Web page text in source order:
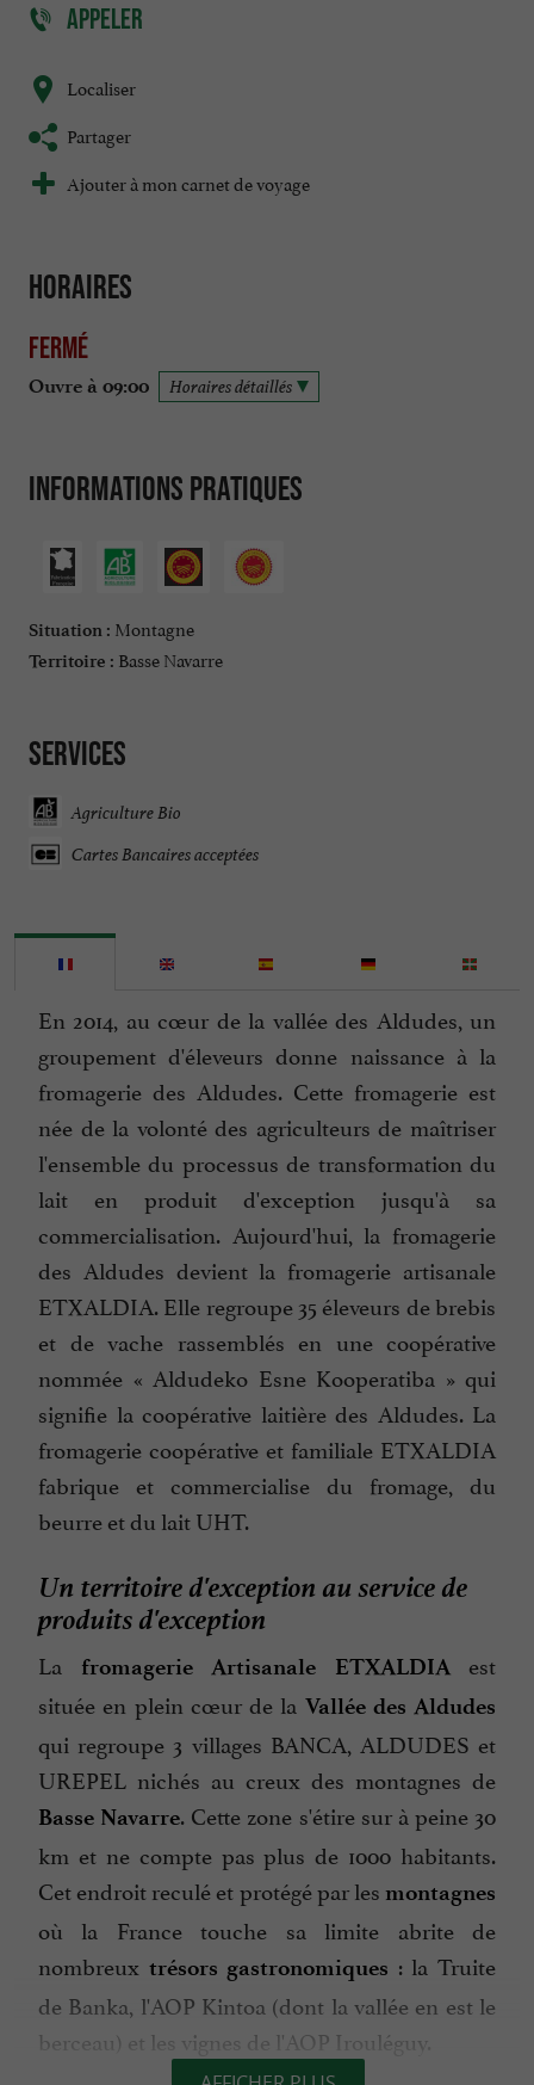
APPELER
Localiser
Partager
Ajouter à mon carnet de voyage
Horaires
Fermé
Ouvre à 09:00 Horaires détaillés
Informations pratiques
Situation : Montagne
Territoire : Basse Navarre
Services
Agriculture Bio
Cartes Bancaires acceptées
En 2014, au cœur de la vallée des Aldudes, un
groupement d'éleveurs donne naissance à la
fromagerie des Aldudes. Cette fromagerie est
née de la volonté des agriculteurs de maîtriser
l'ensemble du processus de transformation du
lait en produit d'exception jusqu'à sa
commercialisation. Aujourd'hui, la fromagerie
des Aldudes devient la fromagerie artisanale
ETXALDIA. Elle regroupe 35 éleveurs de brebis
et de vache rassemblés en une coopérative
nommée « Aldudeko Esne Kooperatiba » qui
signifie la coopérative laitière des Aldudes. La
fromagerie coopérative et familiale ETXALDIA
fabrique et commercialise du fromage, du
beurre et du lait UHT.
Un territoire d'exception au service de
produits d'exception
La fromagerie Artisanale ETXALDIA
est
située en plein cœur de la Vallée des Aldudes
qui regroupe 3 villages BANCA, ALDUDES et
UREPEL nichés au creux des montagnes de
Basse Navarre. Cette zone s'étire sur à peine 30
km et ne compte pas plus de 1000 habitants.
Cet endroit reculé et protégé par les montagnes
où la France touche sa limite abrite de
nombreux trésors gastronomiques : la Truite
de Banka, l'AOP Kintoa (dont la vallée en est le
berceau) et les vignes de l'AOP Irouléguy.